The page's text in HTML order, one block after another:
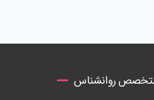
متخصص روانشناس